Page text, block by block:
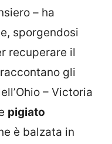
– ha
sporgendosi
recuperare il
gli
– Victoria
pigiato
è balzata in